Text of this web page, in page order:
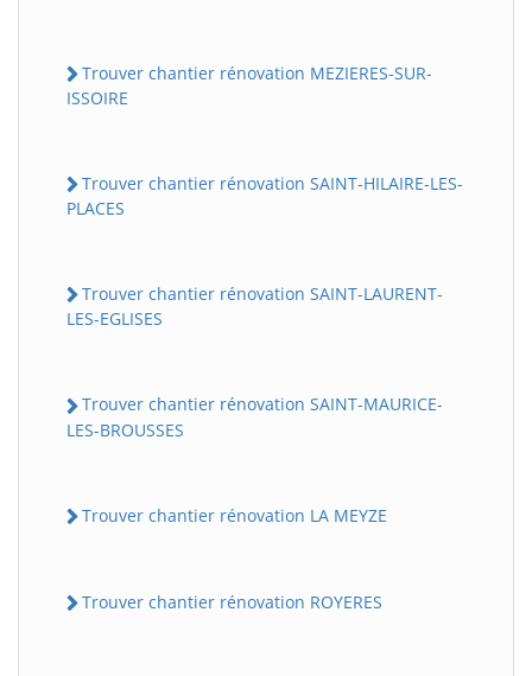
Trouver chantier rénovation MEZIERES-SUR-
ISSOIRE
Trouver chantier rénovation SAINT-HILAIRE-LES-
PLACES
Trouver chantier rénovation SAINT-LAURENT-
LES-EGLISES
Trouver chantier rénovation SAINT-MAURICE-
LES-BROUSSES
Trouver chantier rénovation LA MEYZE
Trouver chantier rénovation ROYERES